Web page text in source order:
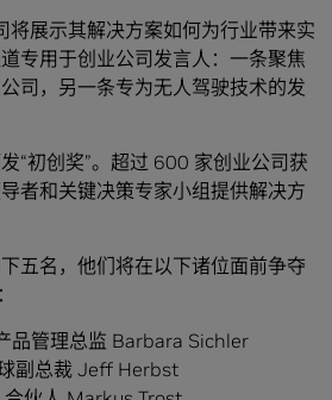
将展示其解决方案如何为行业带来实
专用于创业公司发言人：一条聚焦
司，另一条专为无人驾驶技术的发
“初创奖”。超过 600 家创业公司获
者和关键决策专家小组提供解决方
五名，他们将在以下诸位面前争夺
品管理总监 Barbara Sichler
副总裁 Jeff Herbst